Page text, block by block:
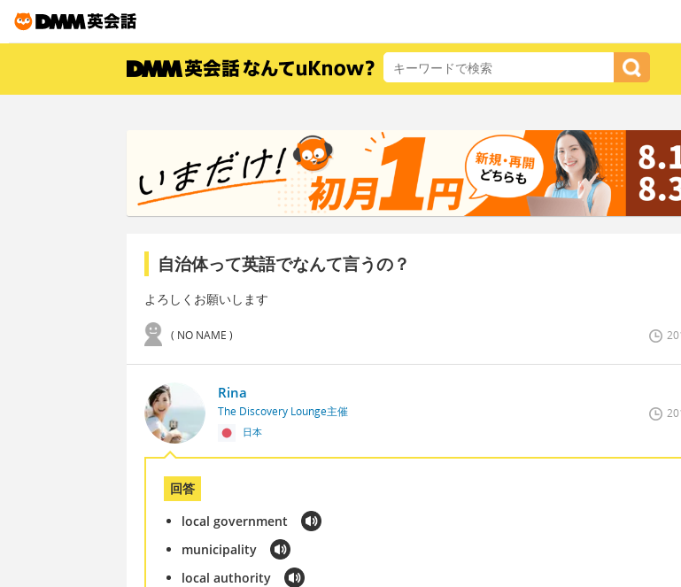
自治体って英語でなんて言うの？
よろしくお願いします
( NO NAME )
Rina
The Discovery Lounge主催
日本
回答
local government
municipality
local authority